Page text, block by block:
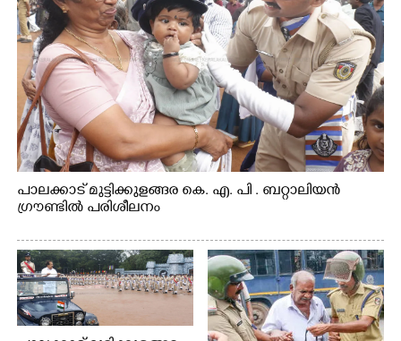
പാലക്കാട് മുട്ടിക്കുളങ്ങര കെ. എ. പി . ബറ്റാലിയൻ
ഗ്രൗണ്ടിൽ പരിശീലനം